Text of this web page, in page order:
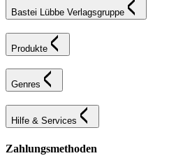
Bastei Lübbe Verlagsgruppe
Produkte
Genres
Hilfe & Services
Zahlungsmethoden